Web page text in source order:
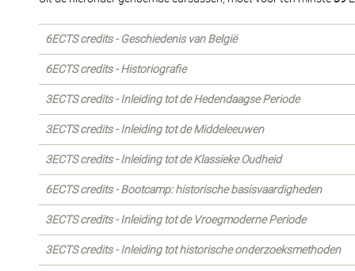
6ECTS credits - Geschiedenis van België
6ECTS credits - Historiografie
3ECTS credits - Inleiding tot de Hedendaagse Periode
3ECTS credits - Inleiding tot de Middeleeuwen
3ECTS credits - Inleiding tot de Klassieke Oudheid
6ECTS credits - Bootcamp: historische basisvaardigheden
3ECTS credits - Inleiding tot de Vroegmoderne Periode
3ECTS credits - Inleiding tot historische onderzoeksmethoden